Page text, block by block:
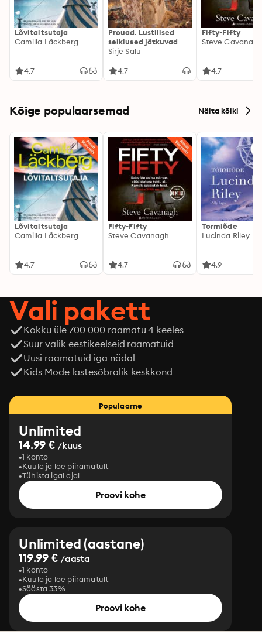
Lõvitaltsutaja
Camilla Läckberg
4.7
Prouad. Lustilised
seiklused jätkuvad
Sirje Salu
4.7
Fifty-Fifty
Steve
4.7
Kõige populaarsemad Näita kõiki
Lõvitaltsutaja
Camilla Läckberg
4.7
Fifty-Fifty
Steve Cavanagh
4.7
Tormiõde
Lucinda Riley
4.9
Vali pakett
Kokku üle 700 000 raamatu 4 keeles
Suur valik eestikeelseid raamatuid
Uusi raamatuid iga nädal
Kids Mode lastesõbralik keskkond
Populaarne
Unlimited
14.99 € /kuus
1 konto
Kuula ja loe piiramatult
Tühista igal ajal
Proovi kohe
Unlimited (aastane)
119.99 €/aasta
1 konto
Kuula ja loe piiramatult
Säästa 33%
Proovi kohe